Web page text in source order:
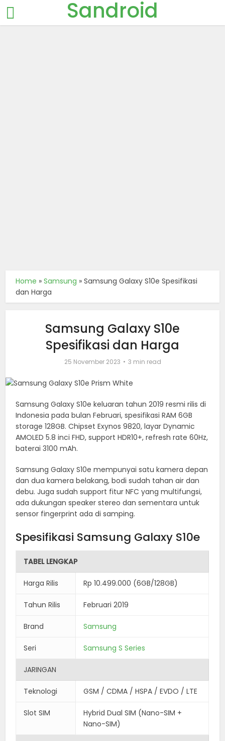
Sandroid
Home »Samsung »Samsung Galaxy S10e Spesifikasi
dan Harga
Samsung Galaxy S10e
Spesifikasi dan Harga
25 November 2023 3 min read
Samsung Galaxy S10e keluaran tahun 2019 resmi rilis di
Indonesia pada bulan Februari, spesifikasi RAM 6GB
storage 128GB. Chipset Exynos 9820, layar Dynamic
AMOLED 5.8 inci FHD, support HDR10+, refresh rate 60Hz,
baterai 3100 mAh.
Samsung Galaxy S10e mempunyai satu kamera depan
dan dua kamera belakang, bodi sudah tahan air dan
debu. Juga sudah support fitur NFC yang multifungsi,
ada dukungan speaker stereo dan sementara untuk
sensor fingerprint ada di samping.
Spesifikasi Samsung Galaxy S10e
TABEL LENGKAP
Harga Rilis Rp 10.499.000 (6GB/128GB)
Tahun Rilis Februari 2019
Brand Samsung
Seri Samsung S Series
JARINGAN
Teknologi GSM / CDMA / HSPA / EVDO / LTE
Slot SIM
Hybrid Dual SIM (Nano-SIM +
Nano-SIM)